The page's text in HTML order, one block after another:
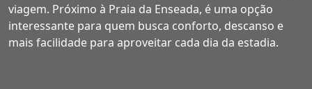
viagem. Próximo à Praia da Enseada, é uma opção
interessante para quem busca conforto, descanso e
mais facilidade para aproveitar cada dia da estadia.